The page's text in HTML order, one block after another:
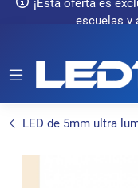
¡Esta oferta es
escuelas y
LED de 5mm ultra